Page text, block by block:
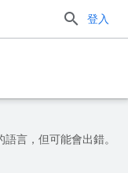
登入
言，但可能會出錯。